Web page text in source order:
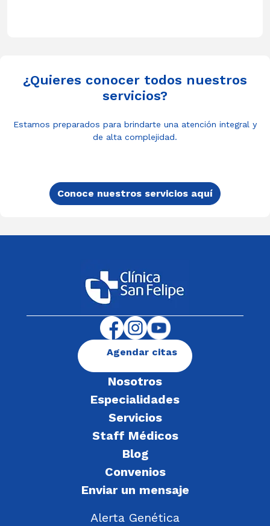
¿Quieres conocer todos nuestros
servicios?
Estamos preparados para brindarte una atención integral y
de alta complejidad.
Conoce nuestros servicios aquí
Nosotros
Especialidades
Servicios
Staff Médicos
Blog
Convenios
Enviar un mensaje
Alerta Genética
Agendar citas